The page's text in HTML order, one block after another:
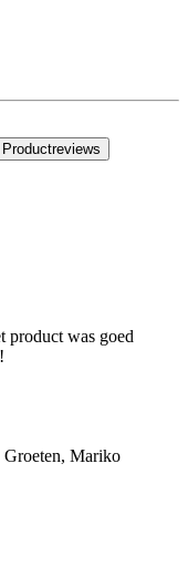
Productreviews
product was goed
Mariko